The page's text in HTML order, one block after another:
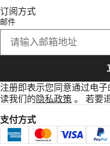
订阅方式
邮件
注册即表示您同意通过电
读我们的 隐私政策 。 若要
支付方式